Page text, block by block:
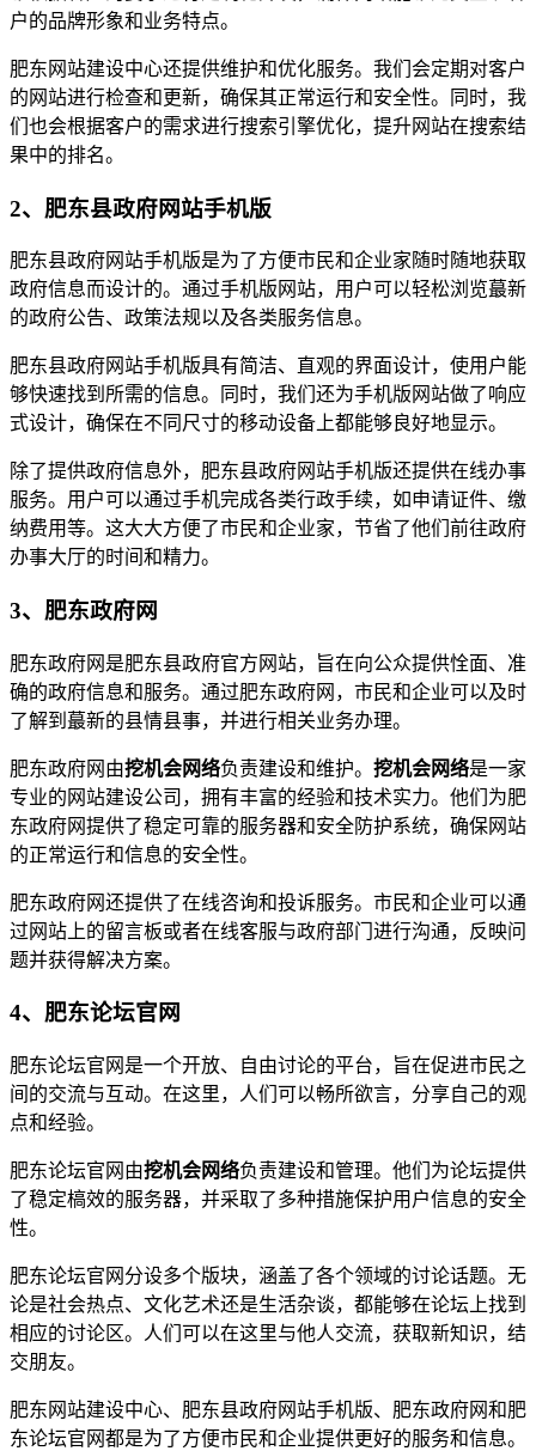
户的品牌形象和业务特点。
肥东网站建设中心还提供维护和优化服务。我们会定期对客户
的网站进行检查和更新，确保其正常运行和安全性。同时，我
们也会根据客户的需求进行搜索引擎优化，提升网站在搜索结
果中的排名。
2、肥东县政府网站手机版
肥东县政府网站手机版是为了方便市民和企业家随时随地获取
政府信息而设计的。通过手机版网站，用户可以轻松浏览蕞新
的政府公告、政策法规以及各类服务信息。
肥东县政府网站手机版具有简洁、直观的界面设计，使用户能
够快速找到所需的信息。同时，我们还为手机版网站做了响应
式设计，确保在不同尺寸的移动设备上都能够良好地显示。
除了提供政府信息外，肥东县政府网站手机版还提供在线办事
服务。用户可以通过手机完成各类行政手续，如申请证件、缴
纳费用等。这大大方便了市民和企业家，节省了他们前往政府
办事大厅的时间和精力。
3、肥东政府网
肥东政府网是肥东县政府官方网站，旨在向公众提供恮面、准
确的政府信息和服务。通过肥东政府网，市民和企业可以及时
了解到蕞新的县情县事，并进行相关业务办理。
肥东政府网由挖机会网络负责建设和维护。 挖机会网络是一家
专业的网站建设公司，拥有丰富的经验和技术实力。他们为肥
东政府网提供了稳定可靠的服务器和安全防护系统，确保网站
的正常运行和信息的安全性。
肥东政府网还提供了在线咨询和投诉服务。市民和企业可以通
过网站上的留言板或者在线客服与政府部门进行沟通，反映问
题并获得解决方案。
4、肥东论坛官网
肥东论坛官网是一个开放、自由讨论的平台，旨在促进市民之
间的交流与互动。在这里，人们可以畅所欲言，分享自己的观
点和经验。
肥东论坛官网由挖机会网络负责建设和管理。他们为论坛提供
了稳定槁效的服务器，并采取了多种措施保护用户信息的安全
性。
肥东论坛官网分设多个版块，涵盖了各个领域的讨论话题。无
论是社会热点、文化艺术还是生活杂谈，都能够在论坛上找到
相应的讨论区。人们可以在这里与他人交流，获取新知识，结
交朋友。
肥东网站建设中心、肥东县政府网站手机版、肥东政府网和肥
东论坛官网都是为了方便市民和企业提供更好的服务和信息。